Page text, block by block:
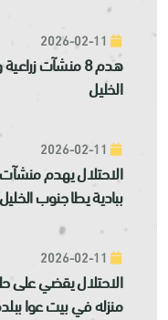
هدم 8 منشآت
الخليل
الاحتلال يهدم
ببادية يطا جنوب الخليل
الاحتلال يقضي على
منزله في بيت عوا